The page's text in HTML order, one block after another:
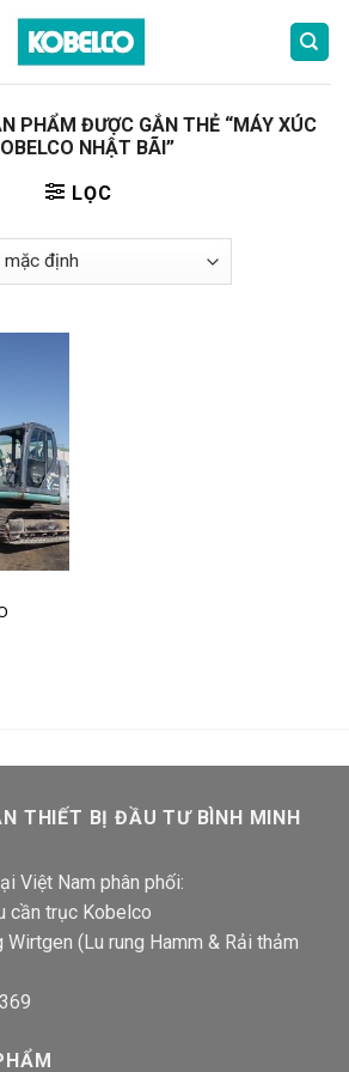
PHẨM ĐƯỢC GẮN THẺ “MÁY XÚC
NHẬT BÃI”
LỌC
THIẾT BỊ ĐẦU TƯ BÌNH MINH
Việt Nam phân phối:
cần trục Kobelco
(Lu rung Hamm & Rải thảm